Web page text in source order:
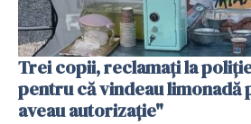
Trei copii, reclamați la
pentru că vindeau limonadă
aveau autorizație"